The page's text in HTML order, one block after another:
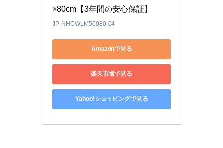
×80cm【3年間の安心保証】
JP-NHCWLM50080-04
Amazonで見る
楽天市場で見る
Yahoo!ショッピングで見る